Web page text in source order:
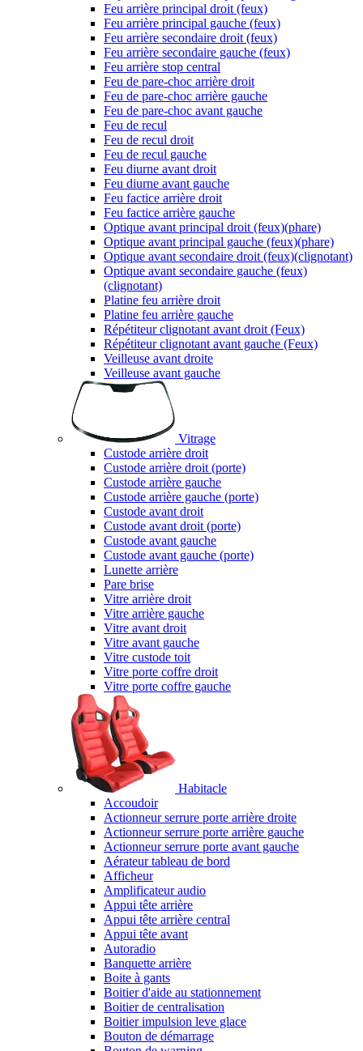
Feu arrière principal droit (feux)
Feu arrière principal gauche (feux)
Feu arrière secondaire droit (feux)
Feu arrière secondaire gauche (feux)
Feu arrière stop central
Feu de pare-choc arrière droit
Feu de pare-choc arrière gauche
Feu de pare-choc avant gauche
Feu de recul
Feu de recul droit
Feu de recul gauche
Feu diurne avant droit
Feu diurne avant gauche
Feu factice arrière droit
Feu factice arrière gauche
Optique avant principal droit (feux)(phare)
Optique avant principal gauche (feux)(phare)
Optique avant secondaire droit (feux)(clignotant)
Optique avant secondaire gauche (feux)
(clignotant)
Platine feu arrière droit
Platine feu arrière gauche
Répétiteur clignotant avant droit (Feux)
Répétiteur clignotant avant gauche (Feux)
Veilleuse avant droite
Veilleuse avant gauche
Vitrage
Custode arrière droit
Custode arrière droit (porte)
Custode arrière gauche
Custode arrière gauche (porte)
Custode avant droit
Custode avant droit (porte)
Custode avant gauche
Custode avant gauche (porte)
Lunette arrière
Pare brise
Vitre arrière droit
Vitre arrière gauche
Vitre avant droit
Vitre avant gauche
Vitre custode toit
Vitre porte coffre droit
Vitre porte coffre gauche
Habitacle
Accoudoir
Actionneur serrure porte arrière droite
Actionneur serrure porte arrière gauche
Actionneur serrure porte avant gauche
Aérateur tableau de bord
Afficheur
Amplificateur audio
Appui tête arrière
Appui tête arrière central
Appui tête avant
Autoradio
Banquette arrière
Boite à gants
Boitier d'aide au stationnement
Boitier de centralisation
Boitier impulsion leve glace
Bouton de démarrage